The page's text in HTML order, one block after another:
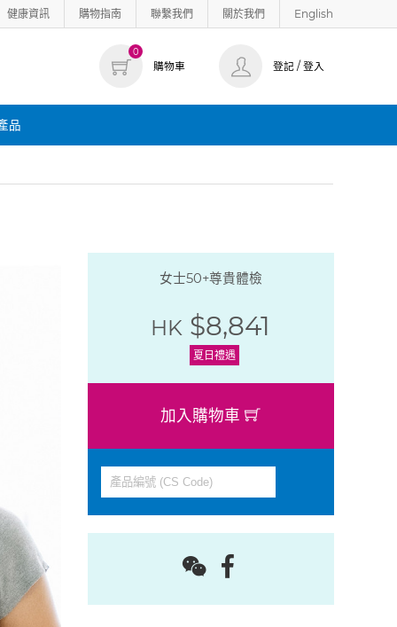
健康資訊 購物指南 聯繫我們 關於我們 English
0
購物車 登記 / 登入
品
女士50+尊貴體檢
HK $8,841
夏日禮遇
加入購物車